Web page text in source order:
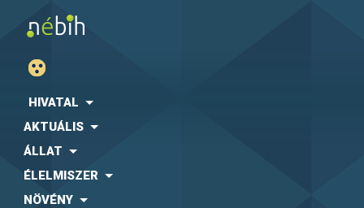
HIVATAL
AKTUÁLIS
ÁLLAT
ÉLELMISZER
NÖVÉNY